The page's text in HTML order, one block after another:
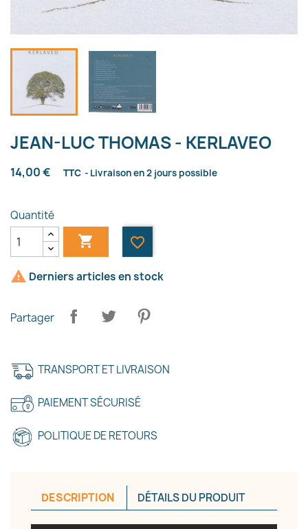
JEAN-LUC THOMAS - KERLAVEO
14,00 € TTC Livraison en 2 jours possible
Quantité
 favorite_border
 Derniers articles en stock
Partager
TRANSPORT ET LIVRAISON
PAIEMENT SÉCURISÉ
POLITIQUE DE RETOURS
DESCRIPTION DÉTAILS DU PRODUIT
Créer une liste d'envies